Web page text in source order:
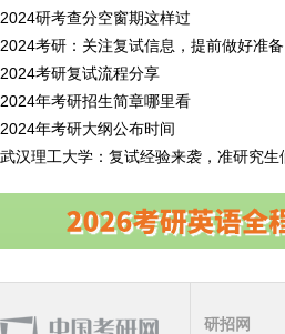
2024研考查分空窗期这样过
2024考研：关注复试信息，提前做好准备
2024考研复试流程分享
2024年考研招生简章哪里看
2024年考研大纲公布时间
武汉理工大学：复试经验来袭，准研究生
研招网